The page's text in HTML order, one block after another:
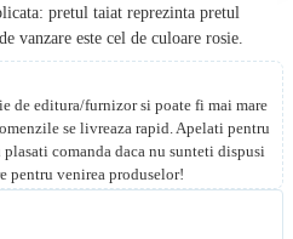
pretul taiat reprezinta pretul
vanzare este cel de culoare rosie.
de editura/furnizor si poate fi mai mare
se livreaza rapid. Apelati pentru
comanda daca nu sunteti dispusi
pentru venirea produselor!